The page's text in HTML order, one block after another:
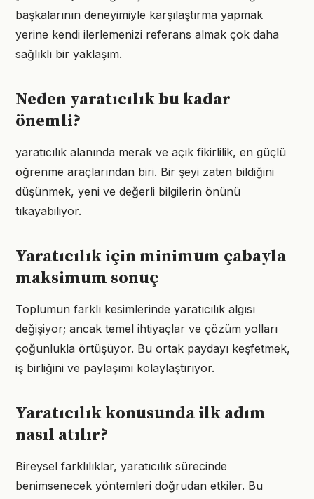
başkalarının deneyimiyle karşılaştırma yapmak
yerine kendi ilerlemenizi referans almak çok daha
sağlıklı bir yaklaşım.
Neden yaratıcılık bu kadar
önemli?
yaratıcılık alanında merak ve açık fikirlilik, en güçlü
öğrenme araçlarından biri. Bir şeyi zaten bildiğini
düşünmek, yeni ve değerli bilgilerin önünü
tıkayabiliyor.
Yaratıcılık için minimum çabayla
maksimum sonuç
Toplumun farklı kesimlerinde yaratıcılık algısı
değişiyor; ancak temel ihtiyaçlar ve çözüm yolları
çoğunlukla örtüşüyor. Bu ortak paydayı keşfetmek,
iş birliğini ve paylaşımı kolaylaştırıyor.
Yaratıcılık konusunda ilk adım
nasıl atılır?
Bireysel farklılıklar, yaratıcılık sürecinde
benimsenecek yöntemleri doğrudan etkiler. Bu